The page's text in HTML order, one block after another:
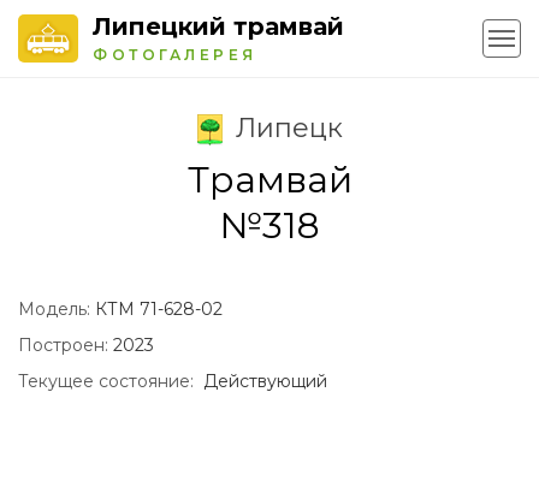
Липецкий трамвай
ФОТОГАЛЕРЕЯ
Липецк
Трамвай
№318
Модель: КТМ 71-628-02
Построен: 2023
Текущее состояние: Действующий